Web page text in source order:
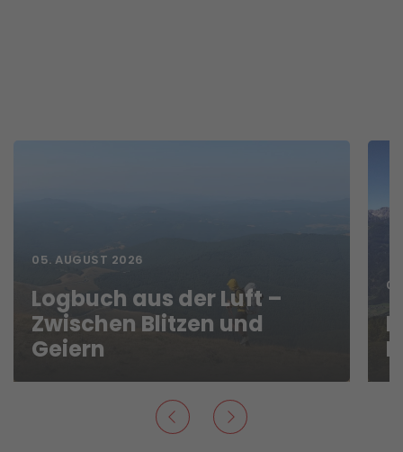
05. AUGUST 2026
Logbuch aus der Luft –
Zwischen Blitzen und
Geiern